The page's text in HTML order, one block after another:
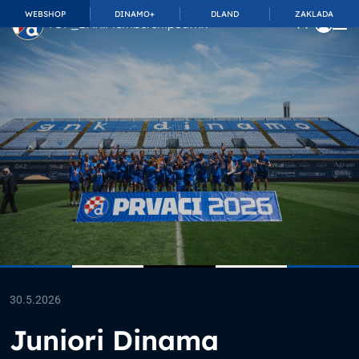
WEBSHOP DINAMO+ DLAND ZAKLADA
TOP_BAR.MembershipSuffix
30.5.2026
Juniori Dinama